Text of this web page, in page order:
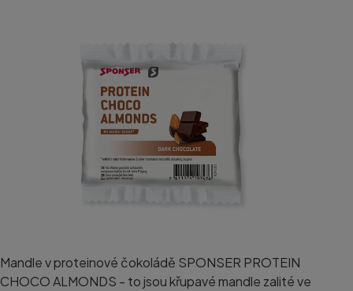
Mandle v proteinové čokoládě SPONSER PROTEIN
CHOCO ALMONDS - to jsou křupavé mandle zalité ve